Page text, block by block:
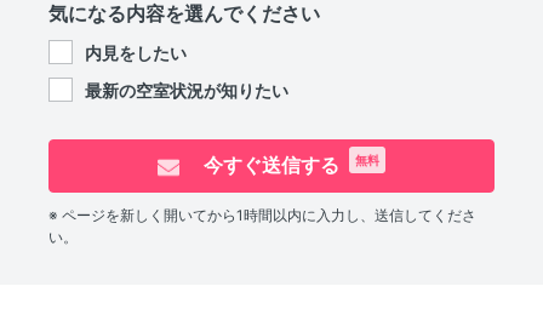
気になる内容を選んでください
内見をしたい
最新の空室状況が知りたい
今すぐ送信する 無料
※ ページを新しく開いてから1時間以内に入力し、送信してくださ
い。